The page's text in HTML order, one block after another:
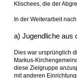
Klischees, die der
In der Weiterarbeit
a) Jugendliche aus
Dies war ursprünglich
Markus-
diese Zielgruppe
mit anderen